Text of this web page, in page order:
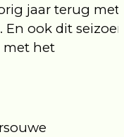
jaar terug met
En ook dit
met het